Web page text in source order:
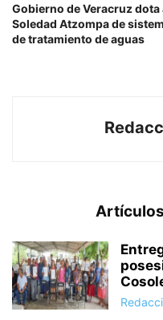
Gobierno de Veracruz dota
Soledad Atzompa de
de tratamiento de aguas